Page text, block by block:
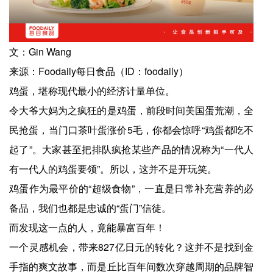
文：Gin Wang
来源：Foodaily每日食品（ID：foodaily）
鸡蛋，堪称现代最小的经济计量单位。
令大爷大妈为之疯狂的是鸡蛋，前段时间美国蛋荒潮，全
民抢蛋，当门口茶叶蛋涨价5毛，你都会惊呼“鸡蛋都吃不
起了”。大家甚至把排队疯抢某些产品的情况称为“一代人
有一代人的鸡蛋要领”。所以，这并不是开玩笑。
鸡蛋作为最平价的“超级食物”，一直是日常补充营养的必
备品，我们也都是忠诚的“蛋门”信徒。
而发现这一点的人，竟能暴富百年！
一个灵感机会，带来827亿日元的转化？这并不是找到金
手指的爽文故事，而是丘比百年间数次穿越周期的品牌智